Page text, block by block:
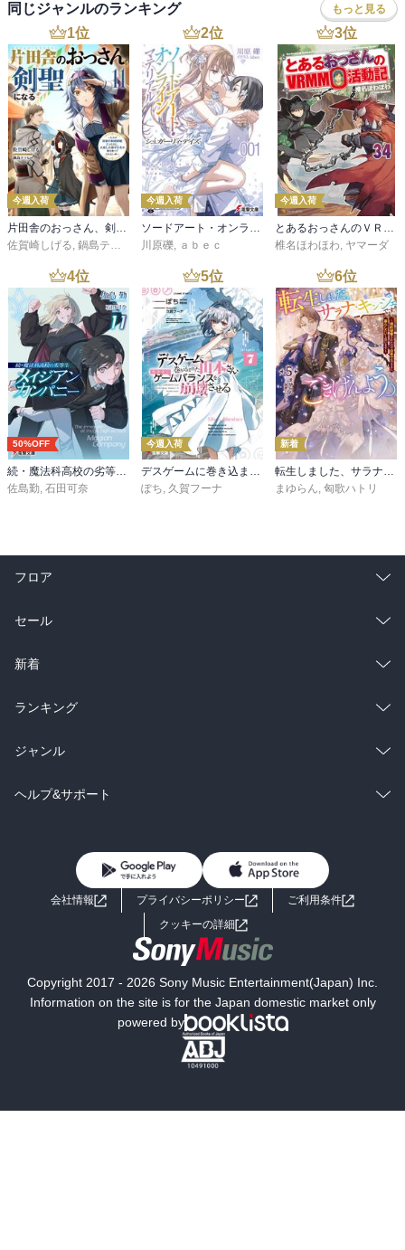
同じジャンルのランキング もっと見る
1位
今週入荷
片田舎のおっさん、剣聖になる 11 ～ただの田舎の剣術師範だったのに、大成した弟子たちが俺を放ってくれない件～
佐賀崎しげる, 鍋島テツヒロ
2位
今週入荷
ソードアート・オンライン マテリアル１ シュガーリィ・デイズ
川原礫, ａｂｅｃ
3位
今週入荷
とあるおっさんのＶＲＭＭＯ活動記34
椎名ほわほわ, ヤマーダ
4位
50%OFF
続・魔法科高校の劣等生 メイジアン・カンパニー(11)
佐島勤, 石田可奈
5位
今週入荷
デスゲームに巻き込まれた山本さん、気ままにゲームバランスを崩壊させる７【電子特別版】
ぽち, 久賀フーナ
6位
新着
転生しました、サラナ・キンジェです。ごきげんよう。５ ～婚約破棄されたので田舎で気ままに暮らしたいと思います～【電子書店共通特典SS付】
まゆらん, 匈歌ハトリ
フロア
総合
ラノベ
雑誌・グラビア
BL・TL
セール
総合
ラノベ
雑誌・グラビア
BL・TL
新着
総合
ラノベ
雑誌・グラビア
ランキング
総合
ラノベ
ジャンル
コミック
ライトノベル 男子向けラノベ
小説
海外小説
ミステリー SF
文学
ヘルプ&サポート
よくあるご質問 お問い合わせ
会社情報 プライバシーポリシー
ご利用条件
クッキーの詳細
Copyright 2017 - 2026 Sony Music Entertainment(Japan) Inc.
Information on the site is for the Japan domestic market only
powered by